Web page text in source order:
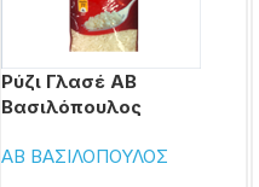
Ρύζι Γλασέ ΑΒ
Βασιλόπουλος
ΑΒ ΒΑΣΙΛΟΠΟΥΛΟΣ